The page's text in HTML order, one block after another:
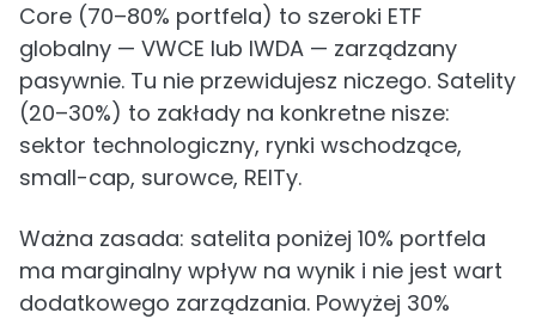
Core (70–80% portfela) to szeroki ETF
globalny — VWCE lub IWDA — zarządzany
pasywnie. Tu nie przewidujesz niczego. Satelity
(20–30%) to zakłady na konkretne nisze:
sektor technologiczny, rynki wschodzące,
small-cap, surowce, REITy.
Ważna zasada: satelita poniżej 10% portfela
ma marginalny wpływ na wynik i nie jest wart
dodatkowego zarządzania. Powyżej 30%